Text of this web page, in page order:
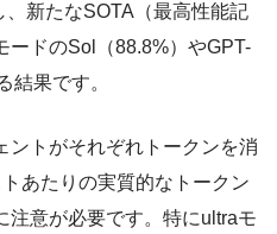
新たなSOTA（最高性能記
ードのSol（88.8%）やGPT-
結果です。
ントがそれぞれトークンを消
あたりの実質的なトークン
注意が必要です。特にultraモ